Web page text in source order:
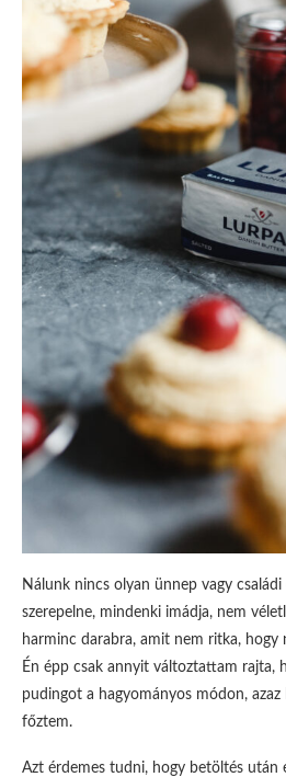
Nálunk nincs olyan ünnep vagy családi
szerepelne, mindenki imádja, nem
harminc darabra, amit nem ritka, hogy
Én épp csak annyit változtattam rajta,
pudingot a hagyományos módon,
főztem.
Azt érdemes tudni, hogy betöltés után